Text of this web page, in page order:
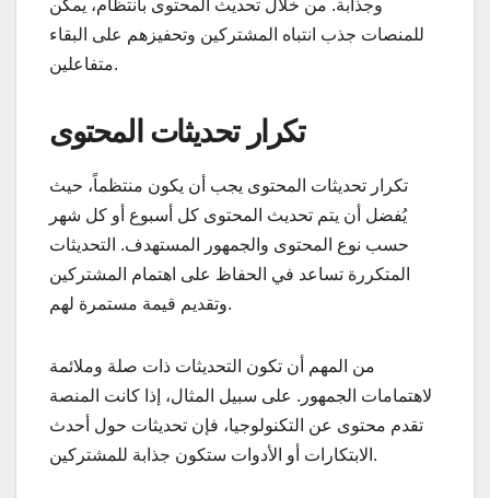
وجذابة. من خلال تحديث المحتوى بانتظام، يمكن
للمنصات جذب انتباه المشتركين وتحفيزهم على البقاء
متفاعلين.
تكرار تحديثات المحتوى
تكرار تحديثات المحتوى يجب أن يكون منتظماً، حيث
يُفضل أن يتم تحديث المحتوى كل أسبوع أو كل شهر
حسب نوع المحتوى والجمهور المستهدف. التحديثات
المتكررة تساعد في الحفاظ على اهتمام المشتركين
وتقديم قيمة مستمرة لهم.
من المهم أن تكون التحديثات ذات صلة وملائمة
لاهتمامات الجمهور. على سبيل المثال، إذا كانت المنصة
تقدم محتوى عن التكنولوجيا، فإن تحديثات حول أحدث
الابتكارات أو الأدوات ستكون جذابة للمشتركين.